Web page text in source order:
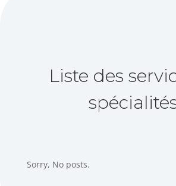
Liste des
Sorry, No posts.